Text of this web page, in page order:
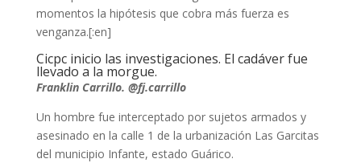
momentos la hipótesis que cobra más fuerza es
venganza.[:en]
Cicpc inicio las investigaciones. El cadáver fue
llevado a la morgue.
Franklin Carrillo. @fj.carrillo
Un hombre fue interceptado por sujetos armados y
asesinado en la calle 1 de la urbanización Las Garcitas
del municipio Infante, estado Guárico.